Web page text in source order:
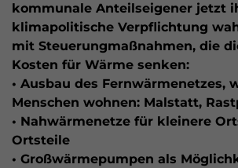
kommunale Anteilseigener jetzt
klimapolitische Verpflichtung
mit Steuerungmaßnahmen, die
Kosten für Wärme senken:
• Ausbau des Fernwärmenetzes,
Menschen wohnen: Malstatt,
• Nahwärmenetze für kleinere
Ortsteile
• Großwärmepumpen als